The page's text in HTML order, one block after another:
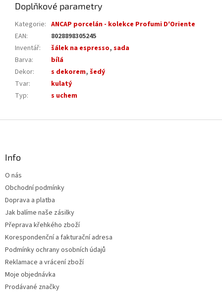
Doplňkové parametry
Kategorie: ANCAP porcelán - kolekce Profumi D′Oriente
EAN:
8028898305245
Inventář: šálek na espresso, sada
Barva:
bílá
Dekor: s dekorem, šedý
Tvar:
kulatý
Typ: s uchem
Info
O nás
Obchodní podmínky
Doprava a platba
Jak balíme naše zásilky
Přeprava křehkého zboží
Korespondenční a fakturační adresa
Podmínky ochrany osobních údajů
Reklamace a vrácení zboží
Moje objednávka
Prodávané značky